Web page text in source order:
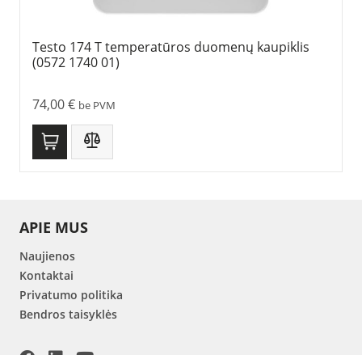
Testo 174 T temperatūros duomenų kaupiklis
(0572 1740 01)
74,00€ be PVM
APIE MUS
Naujienos
Kontaktai
Privatumo politika
Bendros taisyklės